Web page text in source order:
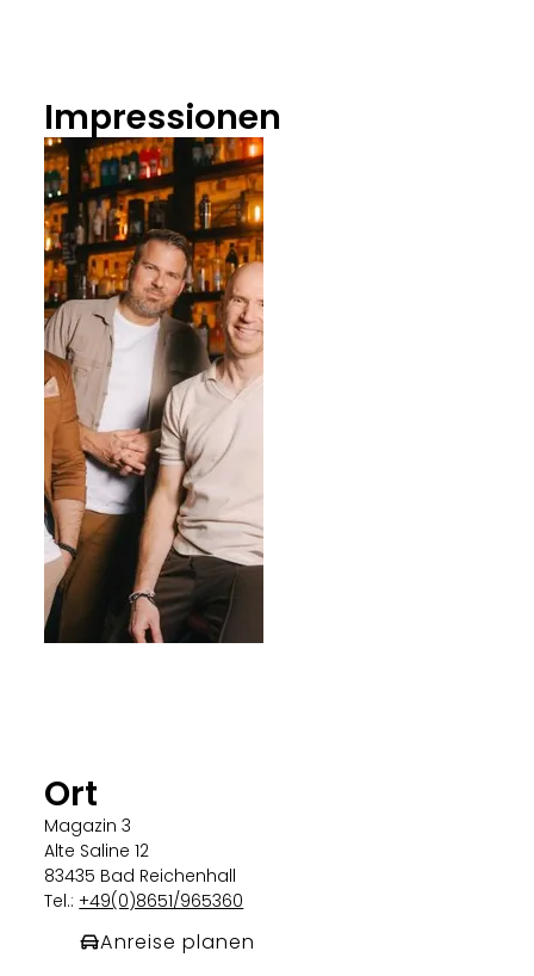
Impressionen
Ort
Magazin 3
Alte Saline 12
83435 Bad Reichenhall
Tel.:+49(0)8651/965360
Anreise planen